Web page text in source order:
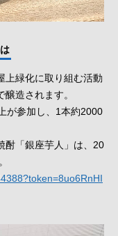
上緑化に取り組む活動
造されます。
が参加し、1本約2000
酎「銀座芋人」は、20